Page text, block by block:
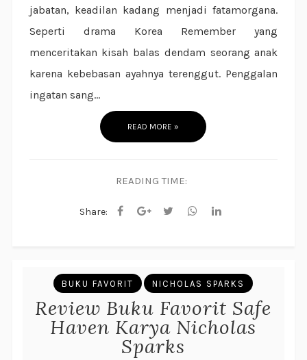
jabatan, keadilan kadang menjadi fatamorgana.
Seperti drama Korea Remember yang
menceritakan kisah balas dendam seorang anak
karena kebebasan ayahnya terenggut. Penggalan
ingatan sang...
READ MORE »
READING TIME:
Share:
BUKU FAVORIT NICHOLAS SPARKS
Review Buku Favorit Safe
Haven Karya Nicholas
Sparks